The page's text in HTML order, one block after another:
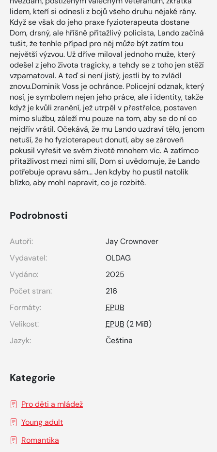
lidem, kteří si odnesli z bojů všeho druhu nějaké rány.
Když se však do jeho praxe fyzioterapeuta dostane
Dom, drsný, ale hříšně přitažlivý policista, Lando začíná
tušit, že tenhle případ pro něj může být zatím tou
největší výzvou. Už dříve miloval jednoho muže, který
odešel z jeho života tragicky, a tehdy se z toho jen stěží
vzpamatoval. A teď si není jistý, jestli by to zvládl
znovu.Dominik Voss je ochránce. Policejní odznak, který
nosí, je symbolem nejen jeho práce, ale i identity, takže
když je kvůli zranění, jež utrpěl v přestřelce, postaven
mimo službu, záleží mu pouze na tom, aby se do ní co
nejdřív vrátil. Očekává, že mu Lando uzdraví tělo, jenom
netuší, že ho fyzioterapeut donutí, aby se zároveň
pokusil vyřešit ve svém životě mnohem víc. A zatímco
přitažlivost mezi nimi sílí, Dom si uvědomuje, že Lando
potřebuje opravu sám... Jen kdyby ho pustil natolik
blízko, aby mohl napravit, co je rozbité.
Podrobnosti
Autoři:
Jay Crownover
Vydavatel:
OLDAG
Vydáno:
2025
Počet stran:
216
Formáty:
EPUB
Velikost:
EPUB (2 MiB)
Jazyk:
Čeština
Kategorie
Pro děti a mládež
Young adult
Romantika